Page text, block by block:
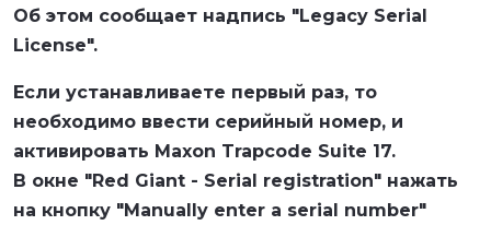
Об этом сообщает надпись "Legacy Serial
License".
Если устанавливаете первый раз, то
необходимо ввести серийный номер, и
активировать Maxon Trapcode Suite 17.
В окне "Red Giant - Serial registration" нажать
на кнопку "Manually enter a serial number"